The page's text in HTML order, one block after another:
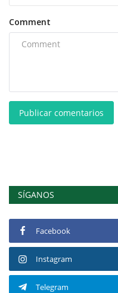
Comment
Publicar comentarios
SÍGANOS
Facebook
Instagram
Telegram